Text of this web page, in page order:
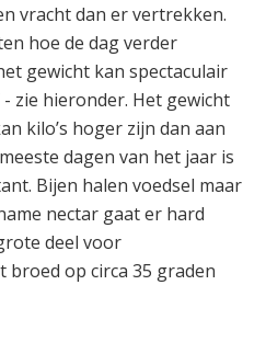
vracht dan er vertrekken.
hoe de dag verder
gewicht kan spectaculair
- zie hieronder. Het gewicht
kilo’s hoger zijn dan aan
dagen van het jaar is
Bijen halen voedsel maar
nectar gaat er hard
deel voor
op circa 35 graden